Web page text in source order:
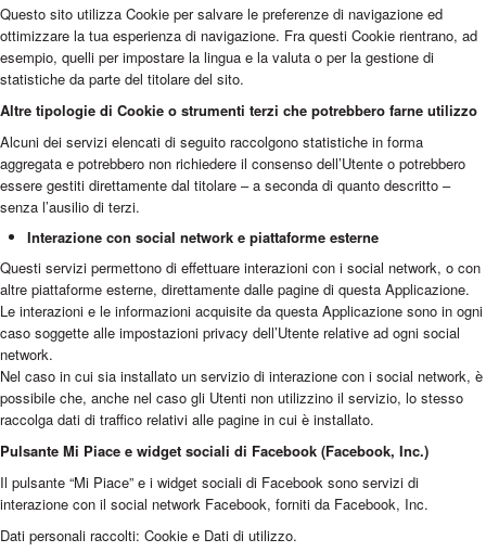
Questo sito utilizza Cookie per salvare le preferenze di navigazione ed
ottimizzare la tua esperienza di navigazione. Fra questi Cookie rientrano, ad
esempio, quelli per impostare la lingua e la valuta o per la gestione di
statistiche da parte del titolare del sito.
Altre tipologie di Cookie o strumenti terzi che potrebbero farne utilizzo
Alcuni dei servizi elencati di seguito raccolgono statistiche in forma
aggregata e potrebbero non richiedere il consenso dell’Utente o potrebbero
essere gestiti direttamente dal titolare – a seconda di quanto descritto –
senza l’ausilio di terzi.
Interazione con social network e piattaforme esterne
Questi servizi permettono di effettuare interazioni con i social network, o con
altre piattaforme esterne, direttamente dalle pagine di questa Applicazione.
Le interazioni e le informazioni acquisite da questa Applicazione sono in ogni
caso soggette alle impostazioni privacy dell’Utente relative ad ogni social
network.
Nel caso in cui sia installato un servizio di interazione con i social network, è
possibile che, anche nel caso gli Utenti non utilizzino il servizio, lo stesso
raccolga dati di traffico relativi alle pagine in cui è installato.
Pulsante Mi Piace e widget sociali di Facebook (Facebook, Inc.)
Il pulsante “Mi Piace” e i widget sociali di Facebook sono servizi di
interazione con il social network Facebook, forniti da Facebook, Inc.
Dati personali raccolti: Cookie e Dati di utilizzo.